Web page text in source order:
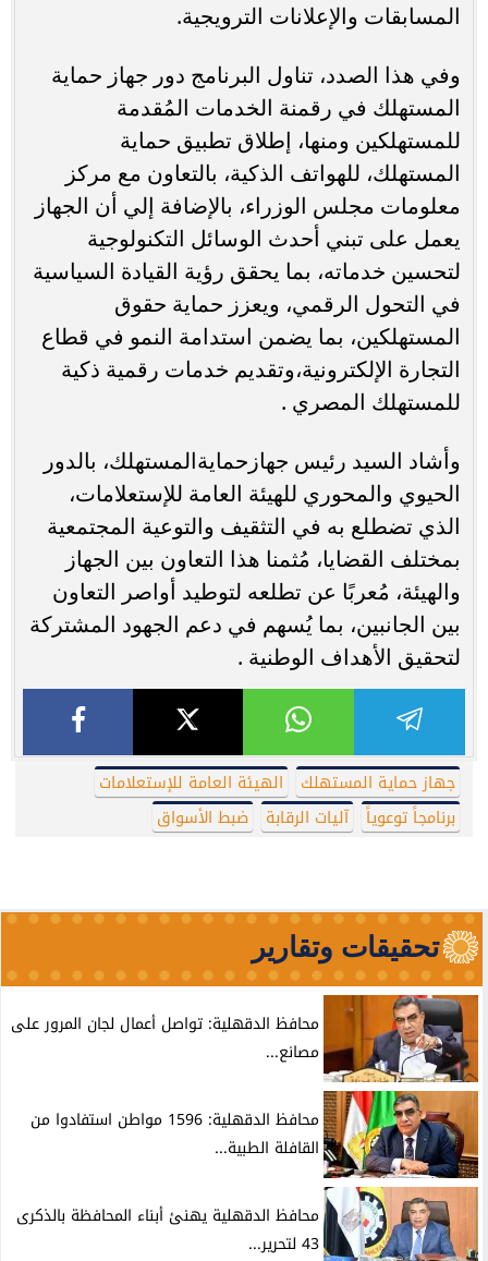
المسابقات والإعلانات الترويجية.
وفي هذا الصدد، تناول البرنامج دور جهاز حماية
المستهلك في رقمنة الخدمات المُقدمة
للمستهلكين ومنها، إطلاق تطبيق حماية
المستهلك، للهواتف الذكية، بالتعاون مع مركز
معلومات مجلس الوزراء، بالإضافة إلي أن الجهاز
يعمل على تبني أحدث الوسائل التكنولوجية
لتحسين خدماته، بما يحقق رؤية القيادة السياسية
في التحول الرقمي، ويعزز حماية حقوق
المستهلكين، بما يضمن استدامة النمو في قطاع
التجارة الإلكترونية،وتقديم خدمات رقمية ذكية
للمستهلك المصري .
وأشاد السيد رئيس جهازحمايةالمستهلك، بالدور
الحيوي والمحوري للهيئة العامة للإستعلامات،
الذي تضطلع به في التثقيف والتوعية المجتمعية
بمختلف القضايا، مُثمنا هذا التعاون بين الجهاز
والهيئة، مُعربًا عن تطلعه لتوطيد أواصر التعاون
بين الجانبين، بما يُسهم في دعم الجهود المشتركة
لتحقيق الأهداف الوطنية .
جهاز حماية المستهلك
الهيئة العامة للإستعلامات
برنامجاً توعوياً آليات الرقابة ضبط الأسواق
تحقيقات وتقارير
محافظ الدقهلية: تواصل أعمال لجان المرور على
مصانع...
محافظ الدقهلية: 1596 مواطن استفادوا من
القافلة الطبية...
محافظ الدقهلية يهنئ أبناء المحافظة بالذكرى
43 لتحرير...